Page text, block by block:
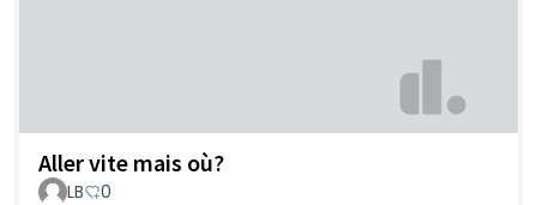
Aller vite mais où?
LB 0